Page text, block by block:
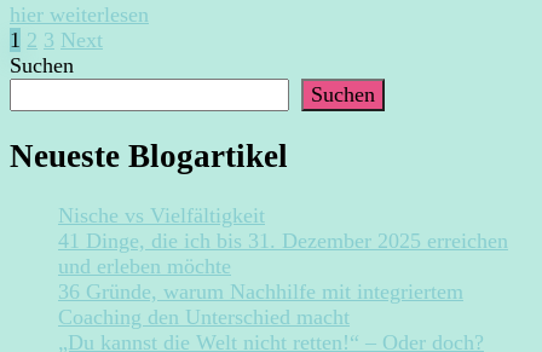
hier weiterlesen
Seitennummerierung
der
Beiträge
Page
1 Page
2 Page
3 Next
Suchen
Suchen
Neueste Blogartikel
Nische vs Vielfältigkeit
41 Dinge, die ich bis 31. Dezember 2025 erreichen
und erleben möchte
36 Gründe, warum Nachhilfe mit integriertem
Coaching den Unterschied macht
„Du kannst die Welt nicht retten!“ – Oder doch?